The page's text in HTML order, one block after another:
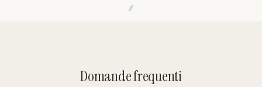
⸙
Domande frequenti